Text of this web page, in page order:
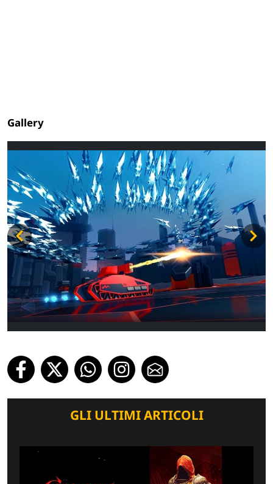
Gallery
GLI ULTIMI ARTICOLI